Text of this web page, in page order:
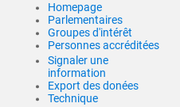
Homepage
Parlementaires
Groupes d'intérêt
Personnes accréditées
Signaler une
information
Export des donées
Technique